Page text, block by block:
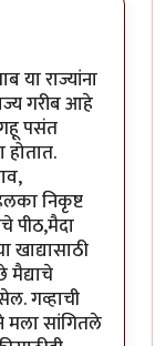
या राज्यांना
गरीब आहे
गहू पसंत
निकृष्ट
पीठ,मैदा
गव्हाची
मला सांगितले